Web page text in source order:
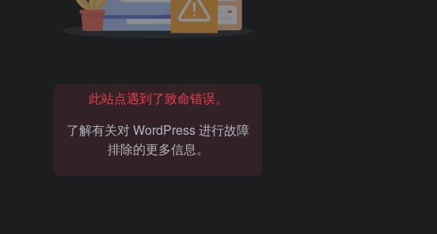
此站点遇到了致命错误。
了解有关对 WordPress 进行故障
排除的更多信息。